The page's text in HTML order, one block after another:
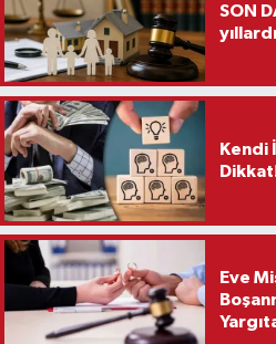
SON
Kendi
Eve